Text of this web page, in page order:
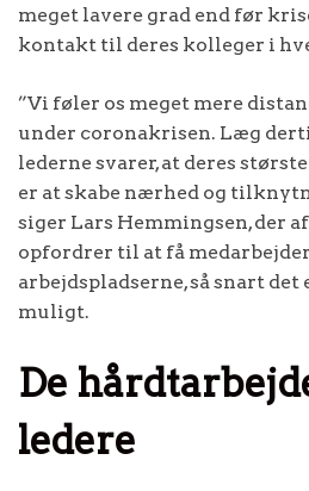
meget lavere grad end før
kontakt til deres kolleger i
”Vi føler os meget mere
under coronakrisen. Læg
lederne svarer, at deres
er at skabe nærhed og
siger Lars Hemmingsen, der
opfordrer til at få
arbejdspladserne, så snart
muligt.
De
ledere